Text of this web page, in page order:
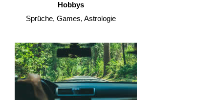
Hobbys
Sprüche, Games, Astrologie